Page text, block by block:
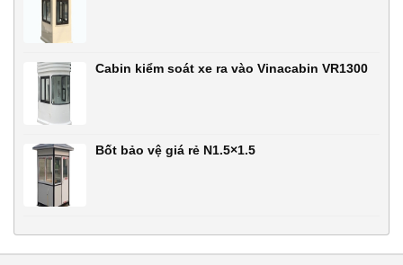
Cabin kiểm soát xe ra vào Vinacabin VR1300
Bốt bảo vệ giá rẻ N1.5×1.5